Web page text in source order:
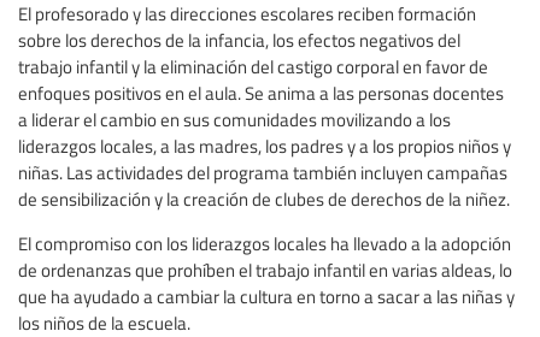
El profesorado y las direcciones escolares reciben formación
sobre los derechos de la infancia, los efectos negativos del
trabajo infantil y la eliminación del castigo corporal en favor de
enfoques positivos en el aula. Se anima a las personas docentes
a liderar el cambio en sus comunidades movilizando a los
liderazgos locales, a las madres, los padres y a los propios niños y
niñas. Las actividades del programa también incluyen campañas
de sensibilización y la creación de clubes de derechos de la niñez.
El compromiso con los liderazgos locales ha llevado a la adopción
de ordenanzas que prohíben el trabajo infantil en varias aldeas, lo
que ha ayudado a cambiar la cultura en torno a sacar a las niñas y
los niños de la escuela.